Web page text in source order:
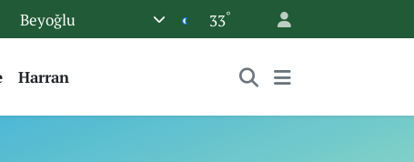
Beyoğlu 33°
Harran